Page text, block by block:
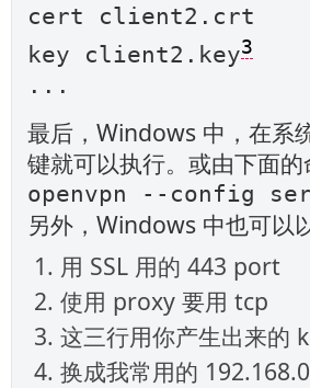
cert client2.crt
key client2.key3
...
最后，Windows 中，在系
键就可以执行。或由下面的
openvpn --config
另外，Windows 中也可以
用 SSL 用的 443 port
使用 proxy 要用 tcp
这三行用你产生出来的
换成我常用的